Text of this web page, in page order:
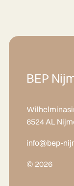
BEP
6524 AL
info@bep-
© 2026